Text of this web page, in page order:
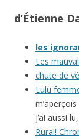
d’Étienne
les
Les
chute de
Lulu
j’ai aussi
Rural!